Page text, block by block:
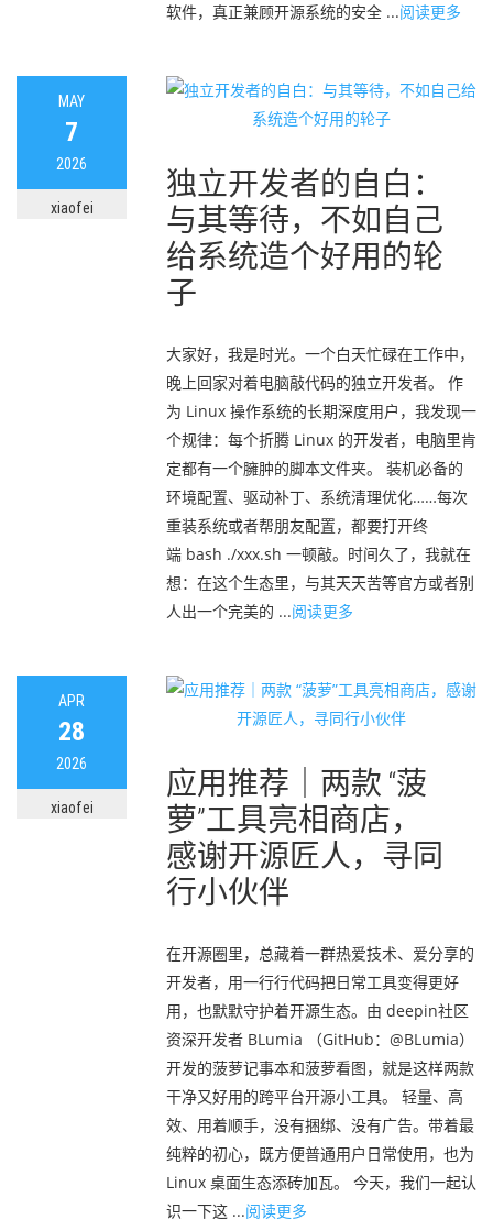
软件，真正兼顾开源系统的安全 ...阅读更多
MAY
7
2026
xiaofei
独立开发者的自白：
与其等待，不如自己
给系统造个好用的轮
子
大家好，我是时光。一个白天忙碌在工作中，
晚上回家对着电脑敲代码的独立开发者。 作
为 Linux 操作系统的长期深度用户，我发现一
个规律：每个折腾 Linux 的开发者，电脑里肯
定都有一个臃肿的脚本文件夹。 装机必备的
环境配置、驱动补丁、系统清理优化……每次
重装系统或者帮朋友配置，都要打开终
端 bash ./xxx.sh 一顿敲。时间久了，我就在
想：在这个生态里，与其天天苦等官方或者别
人出一个完美的 ...阅读更多
APR
28
2026
xiaofei
应用推荐｜两款 “菠
萝”工具亮相商店，
感谢开源匠人，寻同
行小伙伴
在开源圈里，总藏着一群热爱技术、爱分享的
开发者，用一行行代码把日常工具变得更好
用，也默默守护着开源生态。由 deepin社区
资深开发者 BLumia （GitHub：@BLumia）
开发的菠萝记事本和菠萝看图，就是这样两款
干净又好用的跨平台开源小工具。 轻量、高
效、用着顺手，没有捆绑、没有广告。带着最
纯粹的初心，既方便普通用户日常使用，也为
Linux 桌面生态添砖加瓦。 今天，我们一起认
识一下这 ...阅读更多